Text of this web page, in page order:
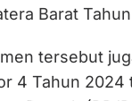
Barat
tersebut
4 Tahun 2024